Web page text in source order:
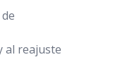
al reajuste